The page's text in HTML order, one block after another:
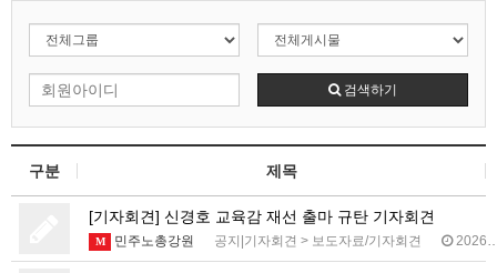
검색하기
구분 제목
[기자회견] 신경호 교육감 재선 출마 규탄 기자회견
M 민주노총강원 공지|기자회견 > 보도자료/기자회견 2026.04.15